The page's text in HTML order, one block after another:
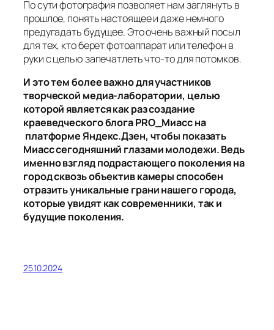
По сути фотография позволяет нам заглянуть в
прошлое, понять настоящее и даже немного
предугадать будущее. Это очень важный посыл
для тех, кто берет фотоаппарат или телефон в
руки с целью запечатлеть что-то для потомков.
И это тем более важно для участников
творческой медиа-лаборатории, целью
которой является как раз создание
краеведческого блога PRO_Миасс на
платформе Яндекс.Дзен, чтобы показать
Миасс сегодняшний глазами молодежи. Ведь
именно взгляд подрастающего поколения на
город сквозь объектив камеры способен
отразить уникальные грани нашего города,
которые увидят как современники, так и
будущие поколения.
25.10.2024